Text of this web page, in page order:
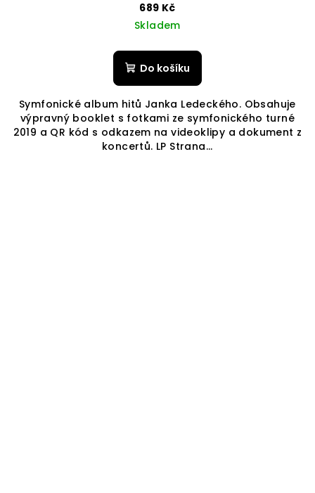
689 Kč
Skladem
Do košíku
Symfonické album hitů Janka Ledeckého. Obsahuje
výpravný booklet s fotkami ze symfonického turné
2019 a QR kód s odkazem na videoklipy a dokument z
koncertů. LP Strana...